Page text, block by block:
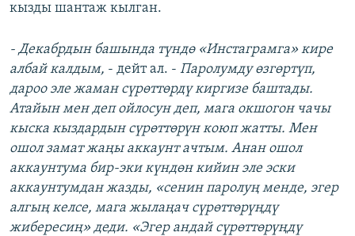
кызды шантаж кылган.
- Декабрдын башында түндө «Инстаграмга» кире
албай калдым, - дейт ал. - Паролумду өзгөртүп,
дароо эле жаман сүрөттөрдү киргизе баштады.
Атайын мен деп ойлосун деп, мага окшогон чачы
кыска кыздардын сүрөттөрүн коюп жатты. Мен
ошол замат жаңы аккаунт ачтым. Анан ошол
аккаунтума бир-эки күндөн кийин эле эски
аккаунтумдан жазды, «сенин паролуң менде, эгер
алгың келсе, мага жылаңач сүрөттөрүңдү
жибересиң» деди. «Эгер андай сүрөттөрүңдү